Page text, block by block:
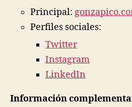
Principal:
Perfiles sociales:
Twitter
Instagram
LinkedIn
Información